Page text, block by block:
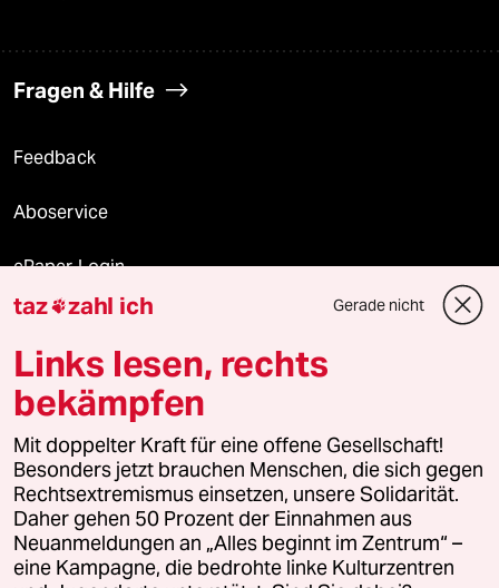
Fragen & Hilfe
Feedback
Aboservice
ePaper Login
Downloads für Abonnierende
© 2026 taz Verlags und Vertriebs GmbH
Alle Rechte vorbehalten. Bei rechtlichen Fragen oder für Genehmigungen
wenden Sie sich bitte an lizenzen@taz.de
Feedback Redaktionsstatut Kommune-Richtlinien
Leitlinie Informant Datenschutz Impressum AGB
taz zahl ich Gerade nicht
Links lesen, rechts
bekämpfen
Mit doppelter Kraft für eine offene Gesellschaft!
Besonders jetzt brauchen Menschen, die sich gegen
Rechtsextremismus einsetzen, unsere Solidarität.
Daher gehen 50 Prozent der Einnahmen aus
Neuanmeldungen an „Alles beginnt im Zentrum“ –
eine Kampagne, die bedrohte linke Kulturzentren